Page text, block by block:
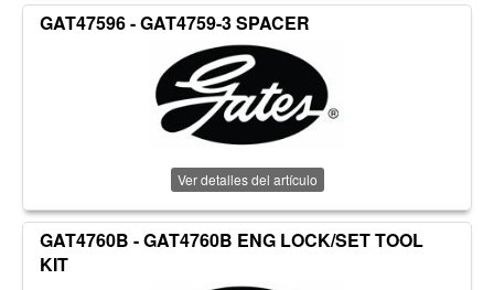
GAT47596 - GAT4759-3 SPACER
Ver detalles del artículo
GAT4760B - GAT4760B ENG LOCK/SET TOOL
KIT